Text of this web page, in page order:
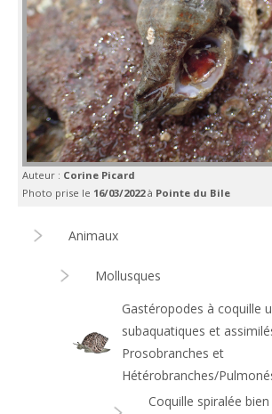
Auteur : Corine Picard
Photo prise le 16/03/2022à Pointe du Bile
Animaux
Mollusques
Gastéropodes à coquille
subaquatiques et
Prosobranches et
Hétérobranches/
Coquille spiralée